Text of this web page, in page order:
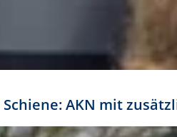
AKN mit